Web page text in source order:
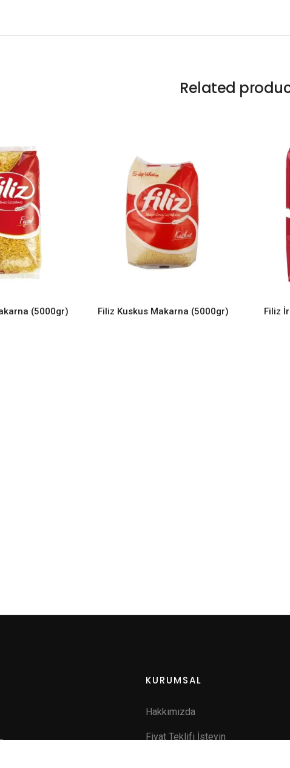
Related
MORE(5000gr) READ MORE
Filiz Kuskus Makarna (5000gr) Filiz
KURUMSAL
Hakkımızda
Fiyat Teklifi İsteyin